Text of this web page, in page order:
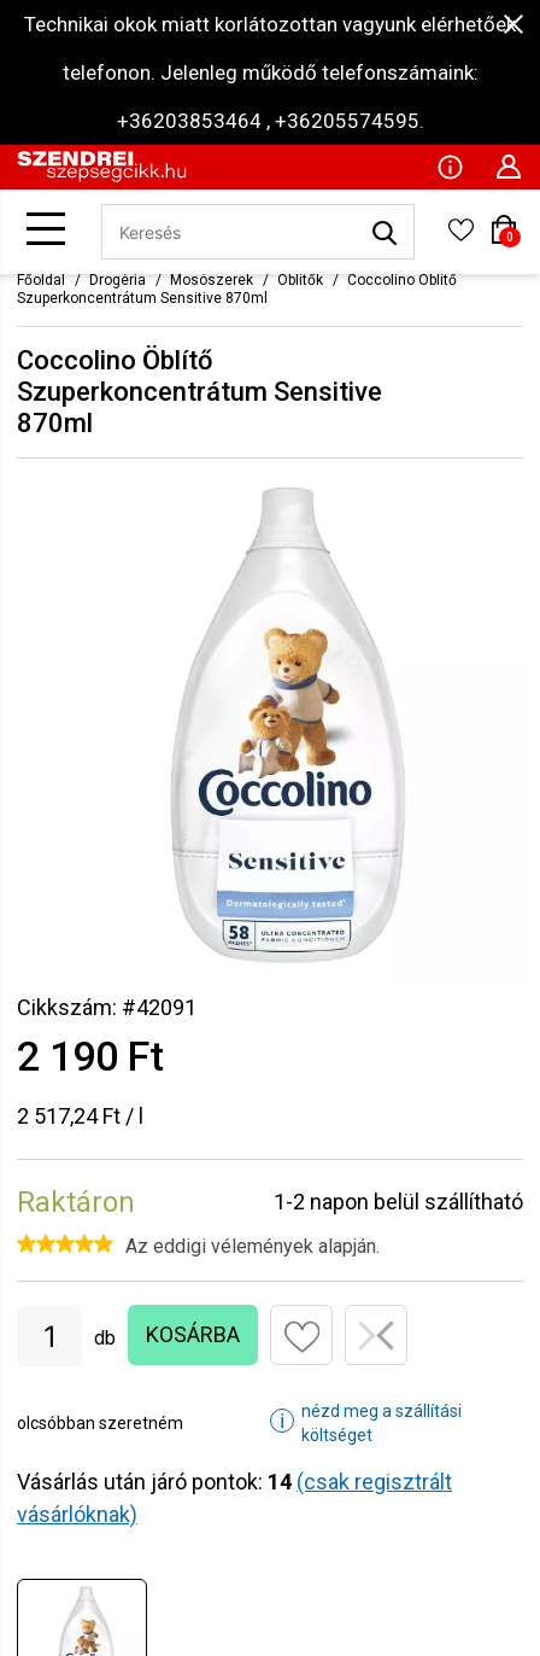
Technikai okok miatt korlátozottan vagyunk elérhetőek
telefonon. Jelenleg működő telefonszámaink:
+36203853464 , +36205574595.
0
Főoldal Drogéria Mosószerek Öblítők
Coccolino Öblítő
Szuperkoncentrátum Sensitive 870ml
Coccolino Öblítő
Szuperkoncentrátum Sensitive
870ml
Cikkszám: #42091
2 190 Ft
2 517,24 Ft / l
Raktáron 1-2 napon belül szállítható
Az eddigi vélemények alapján.
db KOSÁRBA
olcsóbban szeretném ℹ
nézd meg a szállítási
költséget
Vásárlás után járó pontok: 14 (csak regisztrált
vásárlóknak)